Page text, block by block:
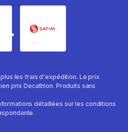
les frais d'expédition. Le prix
prix Decathlon. Produits sans
détaillées sur les conditions